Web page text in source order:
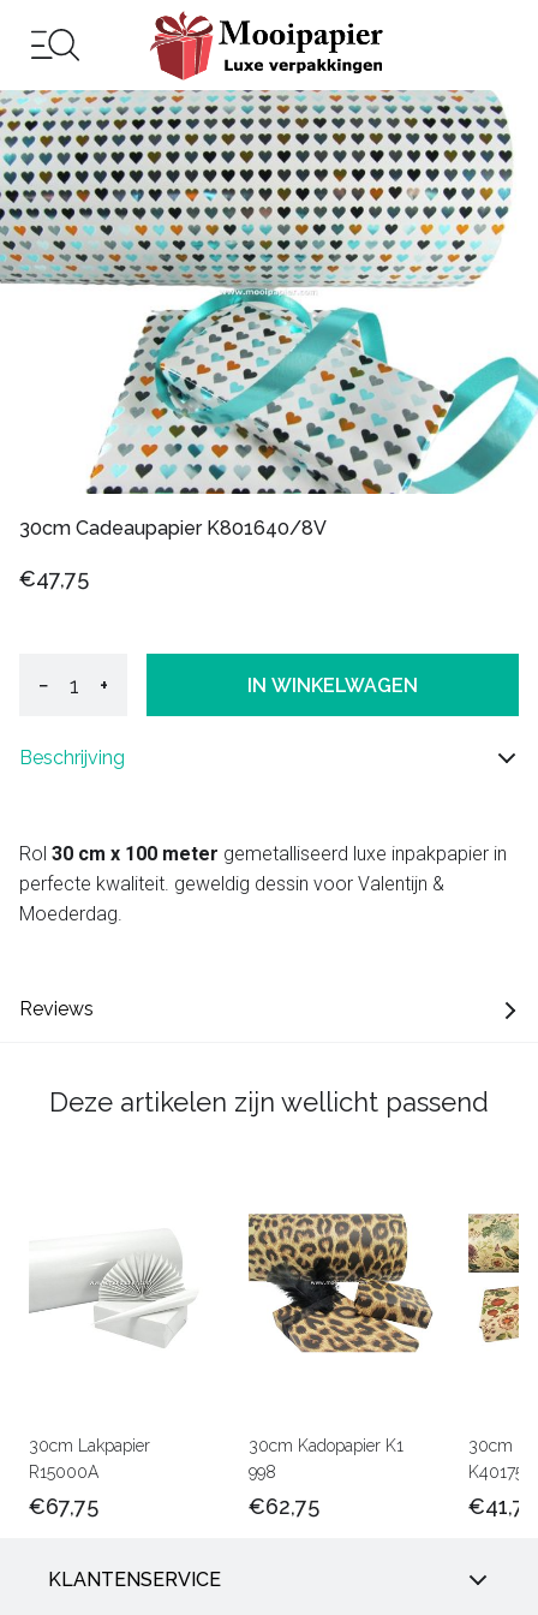
30cm Cadeaupapier K801640/8V
€47,75
− + IN WINKELWAGEN
Beschrijving
Rol 30 cm x 100 meter gemetalliseerd luxe inpakpapier in
perfecte kwaliteit. geweldig dessin voor Valentijn &
Moederdag.
Reviews
Deze artikelen zijn wellicht passend
30cm Lakpapier
R15000A
€67,75
30cm Kadopapier K1
998
€62,75
30cm
€41,75
KLANTENSERVICE